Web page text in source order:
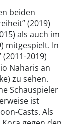
beiden
(2019)
als auch im
mitgespielt. In
2019)
Naharis an
zu sehen.
Schauspieler
ist
Casts. Als